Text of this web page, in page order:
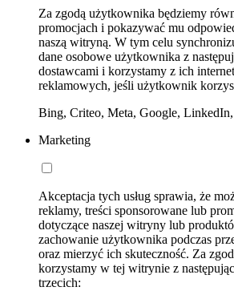
Za zgodą użytkownika będziemy
promocjach i pokazywać mu
naszą witryną. W tym celu
dane osobowe użytkownika z
dostawcami i korzystamy z ich
reklamowych, jeśli użytkownik
Bing, Criteo, Meta, Google,
Marketing
Akceptacja tych usług sprawia, że
reklamy, treści sponsorowane lub
dotyczące naszej witryny lub
zachowanie użytkownika podczas
oraz mierzyć ich skuteczność. Za
korzystamy w tej witrynie z
trzecich: